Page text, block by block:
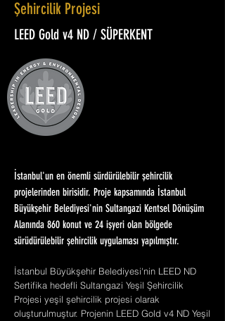
Şehircilik Projesi
LEED Gold v4 ND / SÜPERKENT
İstanbul'un en önemli sürdürülebilir şehircilik
projelerinden birisidir. Proje kapsamında İstanbul
Büyükşehir Belediyesi'nin Sultangazi Kentsel Dönüşüm
Alanında 860 konut ve 24 işyeri olan bölgede
sürüdürülebilir şehircilik uygulaması yapılmıştır.
İstanbul Büyükşehir Belediyesi'nin LEED ND
Sertifika hedefli Sultangazi Yeşil Şehircilik
Projesi yeşil şehircilik projesi olarak
oluşturulmuştur. Projenin LEED Gold v4 ND Yeşil